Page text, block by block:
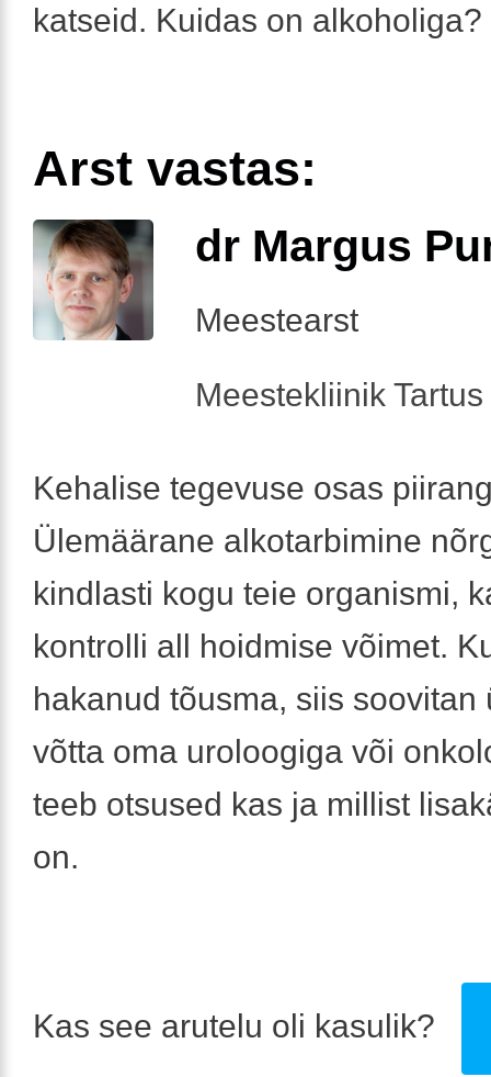
katseid. Kuidas on alkoholiga?
Arst vastas:
dr Margus
Meestearst
Meestekliinik
Kehalise tegevuse osas
Ülemäärane alkotarbimine
kindlasti kogu teie organismi,
kontrolli all hoidmise võimet.
hakanud tõusma, siis soovitan
võtta oma uroloogiga või
teeb otsused kas ja millist
on.
Kas see arutelu oli kasulik?